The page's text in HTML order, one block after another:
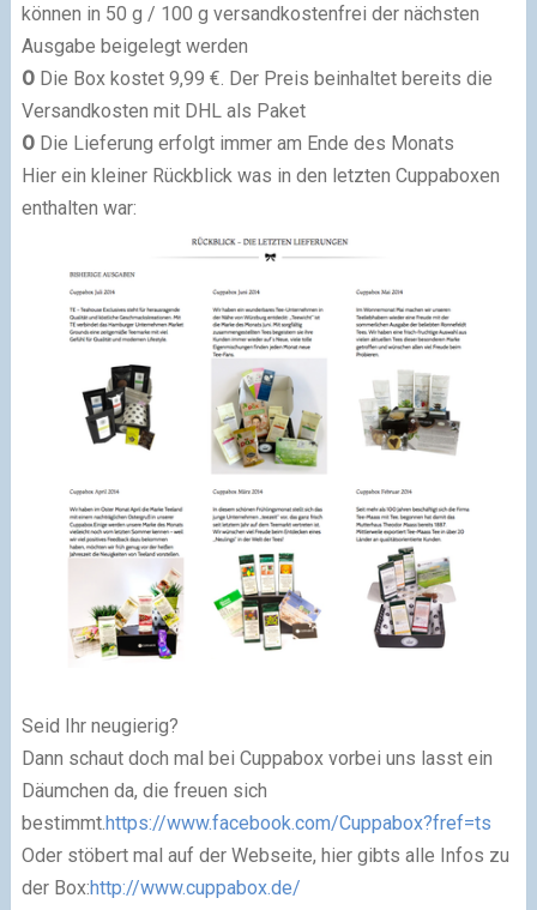
können in 50 g / 100 g versandkostenfrei der nächsten
Ausgabe beigelegt werden
O Die Box kostet 9,99 €. Der Preis beinhaltet bereits die
Versandkosten mit DHL als Paket
ODie Lieferung erfolgt immer am Ende des Monats
Hier ein kleiner Rückblick was in den letzten Cuppaboxen
enthalten war:
Seid Ihr neugierig?
Dann schaut doch mal bei Cuppabox vorbei uns lasst ein
Däumchen da, die freuen sich
bestimmt.https://www.facebook.com/Cuppabox?fref=ts
Oder stöbert mal auf der Webseite, hier gibts alle Infos zu
der Box:http://www.cuppabox.de/